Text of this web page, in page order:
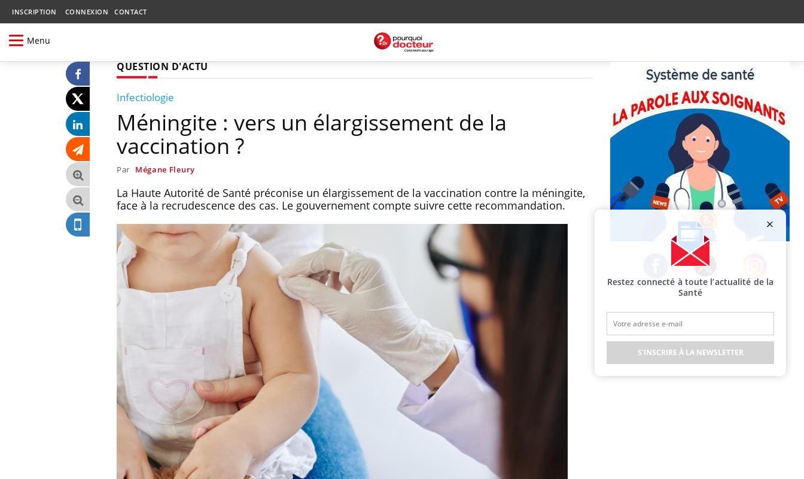
INSCRIPTION CONNEXION CONTACT
Menu
QUESTION D'ACTU
Infectiologie
Méningite : vers un élargissement de la
vaccination ?
Par Mégane Fleury
La Haute Autorité de Santé préconise un élargissement de la vaccination contre la méningite,
face à la recrudescence des cas. Le gouvernement compte suivre cette recommandation.
Facebook Twitter Instagram
Restez connecté à toute l’actualité de la
Santé
S'INSCRIRE À LA NEWSLETTER